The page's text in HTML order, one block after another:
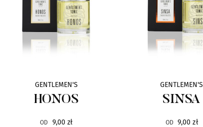
GENTLEMEN'S
HONOS
OD 9,00 zł
GENTLEMEN'S
SINSA
OD 9,00 zł